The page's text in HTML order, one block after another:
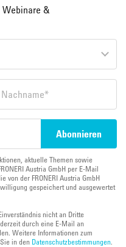
Webinare &
aktuelle Themen sowie
Austria GmbH per E-Mail
von der FRONERI Austria GmbH
gespeichert und ausgewertet
nicht an Dritte
durch eine E-Mail an
Weitere Informationen zum
in den Datenschutzbestimmungen.